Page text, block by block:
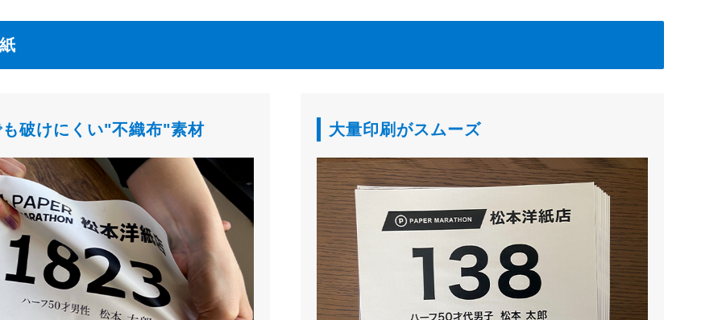
破けにくい"不織布"素材 大量印刷がスムーズ